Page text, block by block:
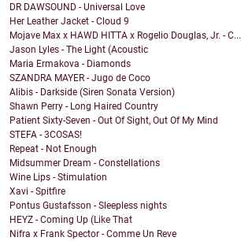
DR DAWSOUND - Universal Love
Her Leather Jacket - Cloud 9
Mojave Max x HAWD HITTA x Rogelio Douglas, Jr. - C...
Jason Lyles - The Light (Acoustic
Maria Ermakova - Diamonds
SZANDRA MAYER - Jugo de Coco
Alibis - Darkside (Siren Sonata Version)
Shawn Perry - Long Haired Country
Patient Sixty-Seven - Out Of Sight, Out Of My Mind
STEFA - 3COSAS!
Repeat - Not Enough
Midsummer Dream - Constellations
Wine Lips - Stimulation
Xavi - Spitfire
Pontus Gustafsson - Sleepless nights
HEYZ - Coming Up (Like That
Nifra x Frank Spector - Comme Un Reve